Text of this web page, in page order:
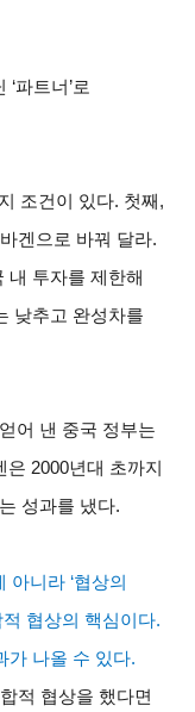
‘파트너 ’로
조건이 있다. 첫째 ,
겐으로 바꿔 달라.
내 투자를 제한해
낮추고 완성차를
어 낸 중국 정부는
은 2000년대 초까지
성과를 냈다.
아니라 ‘협상의
협상의 핵심이다.
가 나올 수 있다.
적 협상을 했다면